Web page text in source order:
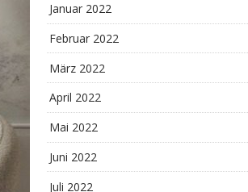
Januar 2022
Februar 2022
März 2022
April 2022
Mai 2022
Juni 2022
Juli 2022